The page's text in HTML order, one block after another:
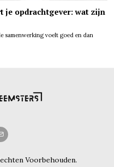
je opdrachtgever: wat zijn
samenwerking voelt goed en dan
Voorbehouden.